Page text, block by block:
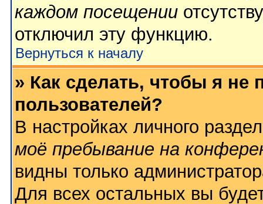
каждом посещении
отключил эту функцию.
Вернуться к началу
» Как сделать, чтобы я не
пользователей?
В настройках личного
моё пребывание на
видны только
Для всех остальных вы